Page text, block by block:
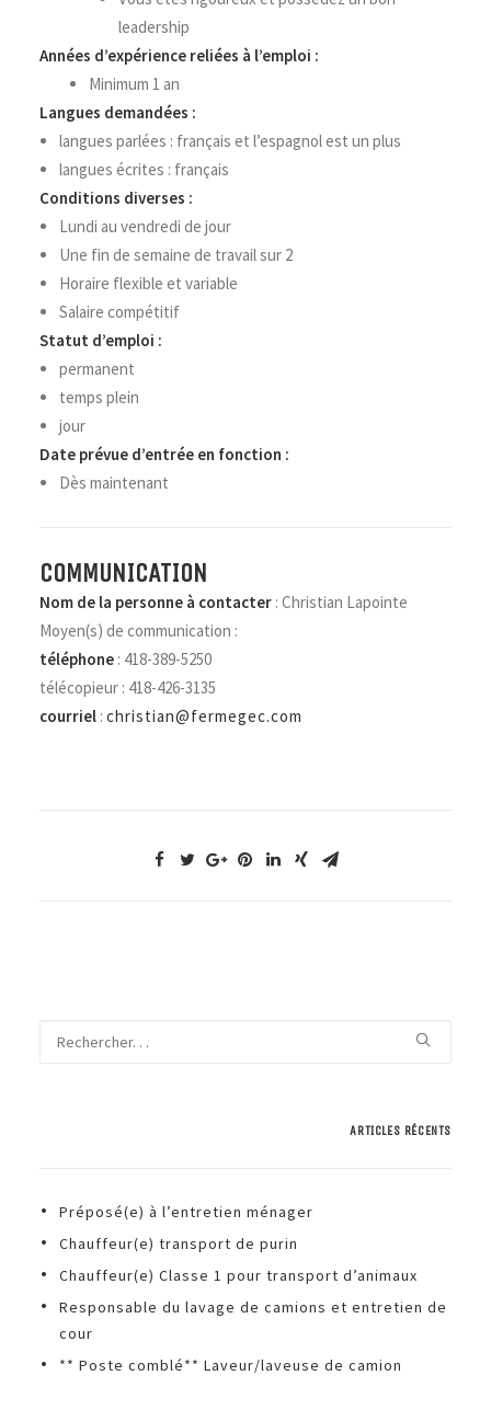
leadership
Années d’expérience reliées à l’emploi :
Minimum 1 an
Langues demandées :
langues parlées : français et l’espagnol est un plus
langues écrites : français
Conditions diverses :
Lundi au vendredi de jour
Une fin de semaine de travail sur 2
Horaire flexible et variable
Salaire compétitif
Statut d’emploi :
permanent
temps plein
jour
Date prévue d’entrée en fonction :
Dès maintenant
COMMUNICATION
Nom de la personne à contacter : Christian Lapointe
Moyen(s) de communication :
téléphone : 418-389-5250
télécopieur : 418-426-3135
courriel : christian@fermegec.com
ARTICLES RÉCENTS
Préposé(e) à l’entretien ménager
Chauffeur(e) transport de purin
Chauffeur(e) Classe 1 pour transport d’animaux
Responsable du lavage de camions et entretien de
cour
** Poste comblé** Laveur/laveuse de camion